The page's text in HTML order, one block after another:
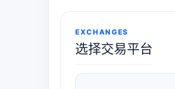
EXCHANGES
选择交易平台